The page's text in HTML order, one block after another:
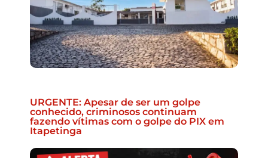
URGENTE: Apesar de ser um golpe
conhecido, criminosos continuam
fazendo vítimas com o golpe do PIX em
Itapetinga